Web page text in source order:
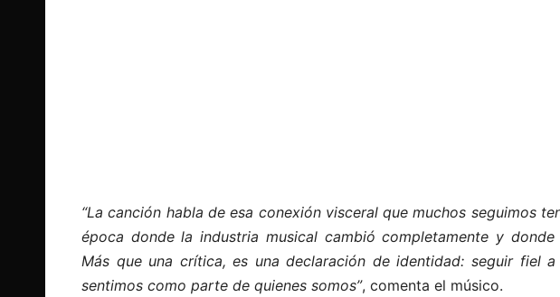
“La canción habla de esa conexión visceral que muchos seguimos
época donde la industria musical cambió completamente y
Más que una crítica, es una declaración de identidad: seguir fiel
sentimos como parte de quienes somos”, comenta el músico.